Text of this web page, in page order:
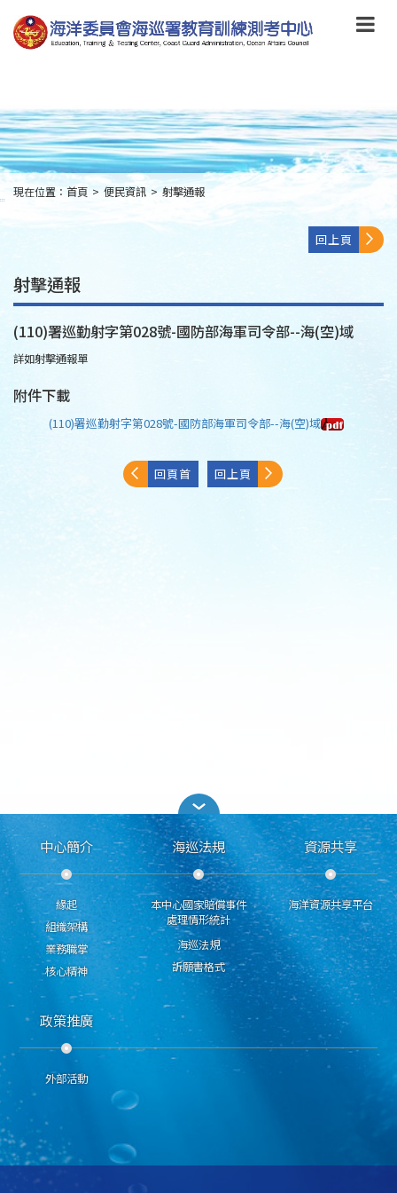
到
主
要
to
main
content
:::
現在位置： 首頁 > 便民資訊 > 射擊通報
回上頁
射擊通報
(110)署巡勤射字第028號-國防部海軍司令部--海(空)域
詳如射擊通報單
附件下載
(110)署巡勤射字第028號-國防部海軍司令部--海(空)域
回頁首 回上頁
中心簡介
緣起
組織架構
業務職掌
核心精神
海巡法規
本中心國家賠償事件
處理情形統計
海巡法規
訴願書格式
資源共享
海洋資源共享平台
政策推廣
外部活動